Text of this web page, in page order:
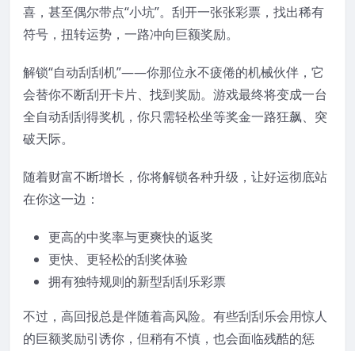
喜，甚至偶尔带点“小坑”。刮开一张张彩票，找出稀有
符号，扭转运势，一路冲向巨额奖励。
解锁“自动刮刮机”——你那位永不疲倦的机械伙伴，它
会替你不断刮开卡片、找到奖励。游戏最终将变成一台
全自动刮刮得奖机，你只需轻松坐等奖金一路狂飙、突
破天际。
随着财富不断增长，你将解锁各种升级，让好运彻底站
在你这一边：
更高的中奖率与更爽快的返奖
更快、更轻松的刮奖体验
拥有独特规则的新型刮刮乐彩票
不过，高回报总是伴随着高风险。有些刮刮乐会用惊人
的巨额奖励引诱你，但稍有不慎，也会面临残酷的惩